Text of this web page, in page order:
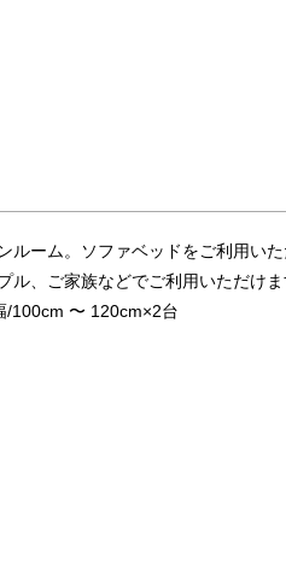
ルーム。ソファベッドをご利用い
ル、ご家族などでご利用いただけま
/100cm 〜 120cm×2台